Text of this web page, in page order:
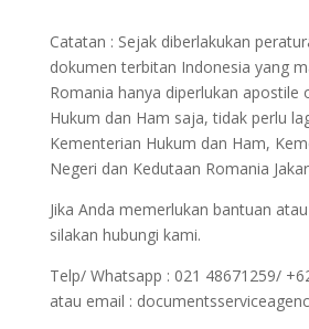
Catatan : Sejak diberlakukan
dokumen terbitan Indonesia yang
Romania hanya diperlukan apostile
Hukum dan Ham saja, tidak perlu
Kementerian Hukum dan Ham,
Negeri dan Kedutaan Romania
Jika Anda memerlukan bantuan
silakan hubungi kami.
Telp/ Whatsapp : 021 48671259/
atau email :